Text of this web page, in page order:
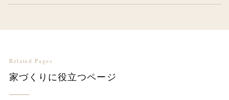
Related Pages
家づくりに役立つページ